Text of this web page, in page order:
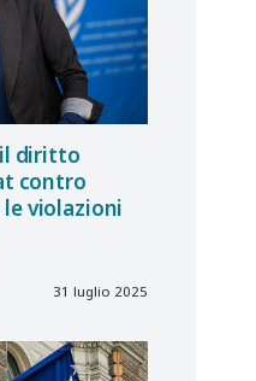
il diritto
contro
le violazioni
31 luglio 2025